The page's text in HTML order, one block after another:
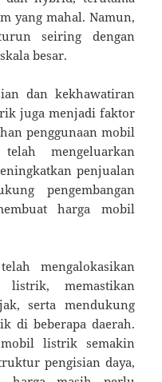
yang mahal. Namun,
seiring dengan
besar.
dan kekhawatiran
juga menjadi faktor
penggunaan mobil
mengeluarkan
penjualan
pengembangan
harga mobil
mengalokasikan
memastikan
serta mendukung
di beberapa daerah.
listrik semakin
pengisian daya,